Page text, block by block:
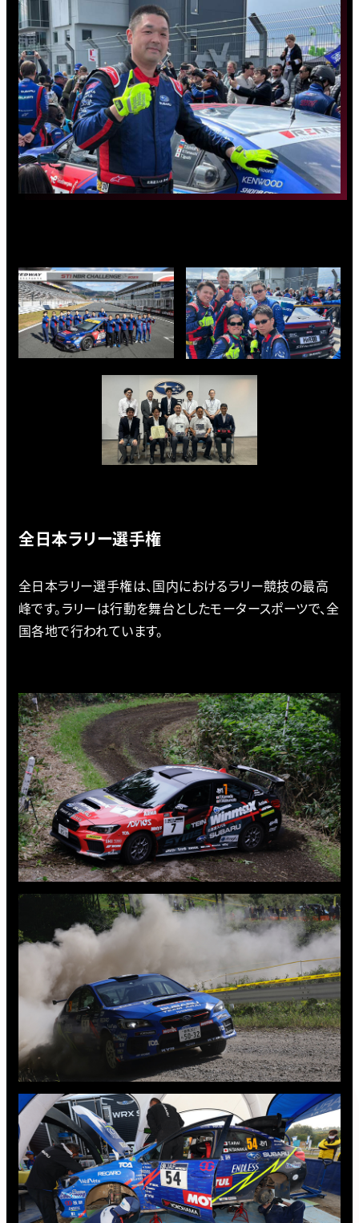
全日本ラリー選手権
全日本ラリー選手権は、国内におけるラリー競技の最高
峰です。ラリーは行動を舞台としたモータースポーツで、全
国各地で行われています。